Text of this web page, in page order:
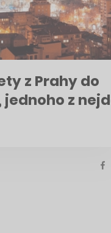
z Prahy do
z